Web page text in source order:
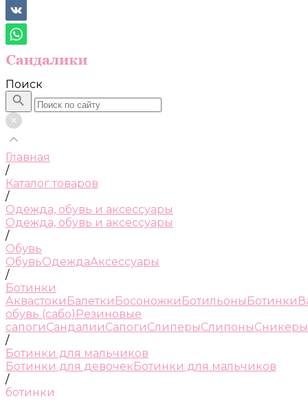
Поиск
Главная
/
Каталог товаров
/
Одежда, обувь и аксессуары
Одежда, обувь и аксессуары
/
Обувь
ОбувьОдеждаАксессуары
/
Ботинки
Аквастоки Балетки Босоножки Ботильоны Ботинки
обувь (сабо) Резиновые
сапогиСандалииСапогиСлиперыСлипоныСникеры
/
Ботинки для мальчиков
Ботинки для девочекБотинки для мальчиков
/
ботинки